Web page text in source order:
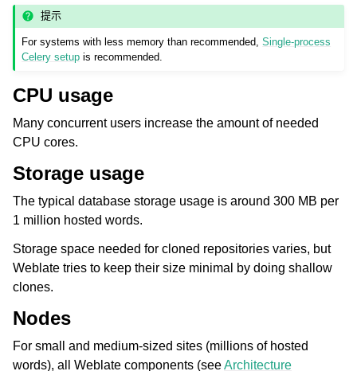
navigation of 組態指令
提示
For systems with less memory than recommended,Single-process
Celery setup is recommended.
CPU usage
Many concurrent users increase the amount of needed
CPU cores.
Storage usage
The typical database storage usage is around 300 MB per
1 million hosted words.
Storage space needed for cloned repositories varies, but
Weblate tries to keep their size minimal by doing shallow
clones.
Nodes
For small and medium-sized sites (millions of hosted
words), all Weblate components (seeArchitecture